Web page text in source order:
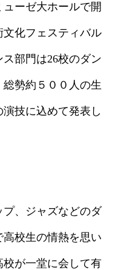
ーゼ大ホールで開
化フェスティバル
ス部門は26校のダン
勢約５００人の生
技に込めて発表し
プ、ジャズなどのダ
校生の情熱を思い
が一堂に会して有